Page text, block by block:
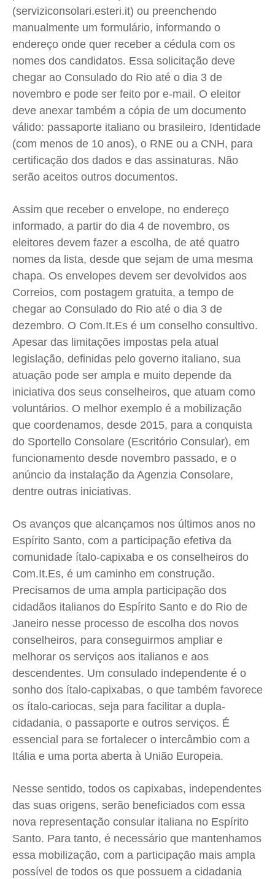
(serviziconsolari.esteri.it) ou preenchendo
manualmente um formulário, informando o
endereço onde quer receber a cédula com os
nomes dos candidatos. Essa solicitação deve
chegar ao Consulado do Rio até o dia 3 de
novembro e pode ser feito por e-mail. O eleitor
deve anexar também a cópia de um documento
válido: passaporte italiano ou brasileiro, Identidade
(com menos de 10 anos), o RNE ou a CNH, para
certificação dos dados e das assinaturas. Não
serão aceitos outros documentos.
Assim que receber o envelope, no endereço
informado, a partir do dia 4 de novembro, os
eleitores devem fazer a escolha, de até quatro
nomes da lista, desde que sejam de uma mesma
chapa. Os envelopes devem ser devolvidos aos
Correios, com postagem gratuita, a tempo de
chegar ao Consulado do Rio até o dia 3 de
dezembro. O Com.It.Es é um conselho consultivo.
Apesar das limitações impostas pela atual
legislação, definidas pelo governo italiano, sua
atuação pode ser ampla e muito depende da
iniciativa dos seus conselheiros, que atuam como
voluntários. O melhor exemplo é a mobilização
que coordenamos, desde 2015, para a conquista
do Sportello Consolare (Escritório Consular), em
funcionamento desde novembro passado, e o
anúncio da instalação da Agenzia Consolare,
dentre outras iniciativas.
Os avanços que alcançamos nos últimos anos no
Espírito Santo, com a participação efetiva da
comunidade ítalo-capixaba e os conselheiros do
Com.It.Es, é um caminho em construção.
Precisamos de uma ampla participação dos
cidadãos italianos do Espírito Santo e do Rio de
Janeiro nesse processo de escolha dos novos
conselheiros, para conseguirmos ampliar e
melhorar os serviços aos italianos e aos
descendentes. Um consulado independente é o
sonho dos ítalo-capixabas, o que também favorece
os ítalo-cariocas, seja para facilitar a dupla-
cidadania, o passaporte e outros serviços. É
essencial para se fortalecer o intercâmbio com a
Itália e uma porta aberta à União Europeia.
Nesse sentido, todos os capixabas, independentes
das suas origens, serão beneficiados com essa
nova representação consular italiana no Espírito
Santo. Para tanto, é necessário que mantenhamos
essa mobilização, com a participação mais ampla
possível de todos os que possuem a cidadania